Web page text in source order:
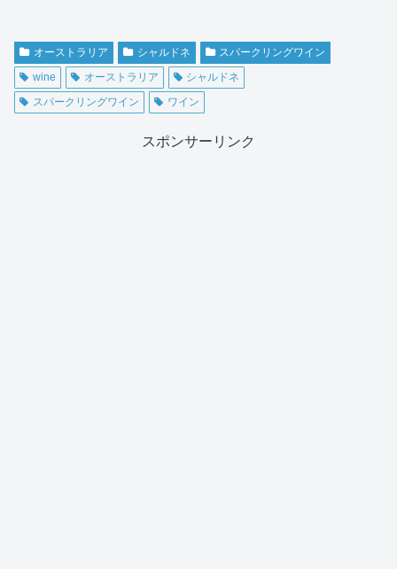
オーストラリア シャルドネ
スパークリングワイン
wine
オーストラリア
シャルドネ
スパークリングワイン
ワイン
スポンサーリンク